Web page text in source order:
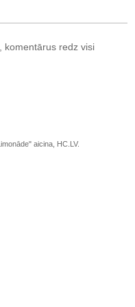
komentārus redz visi
aicina, HC.LV.